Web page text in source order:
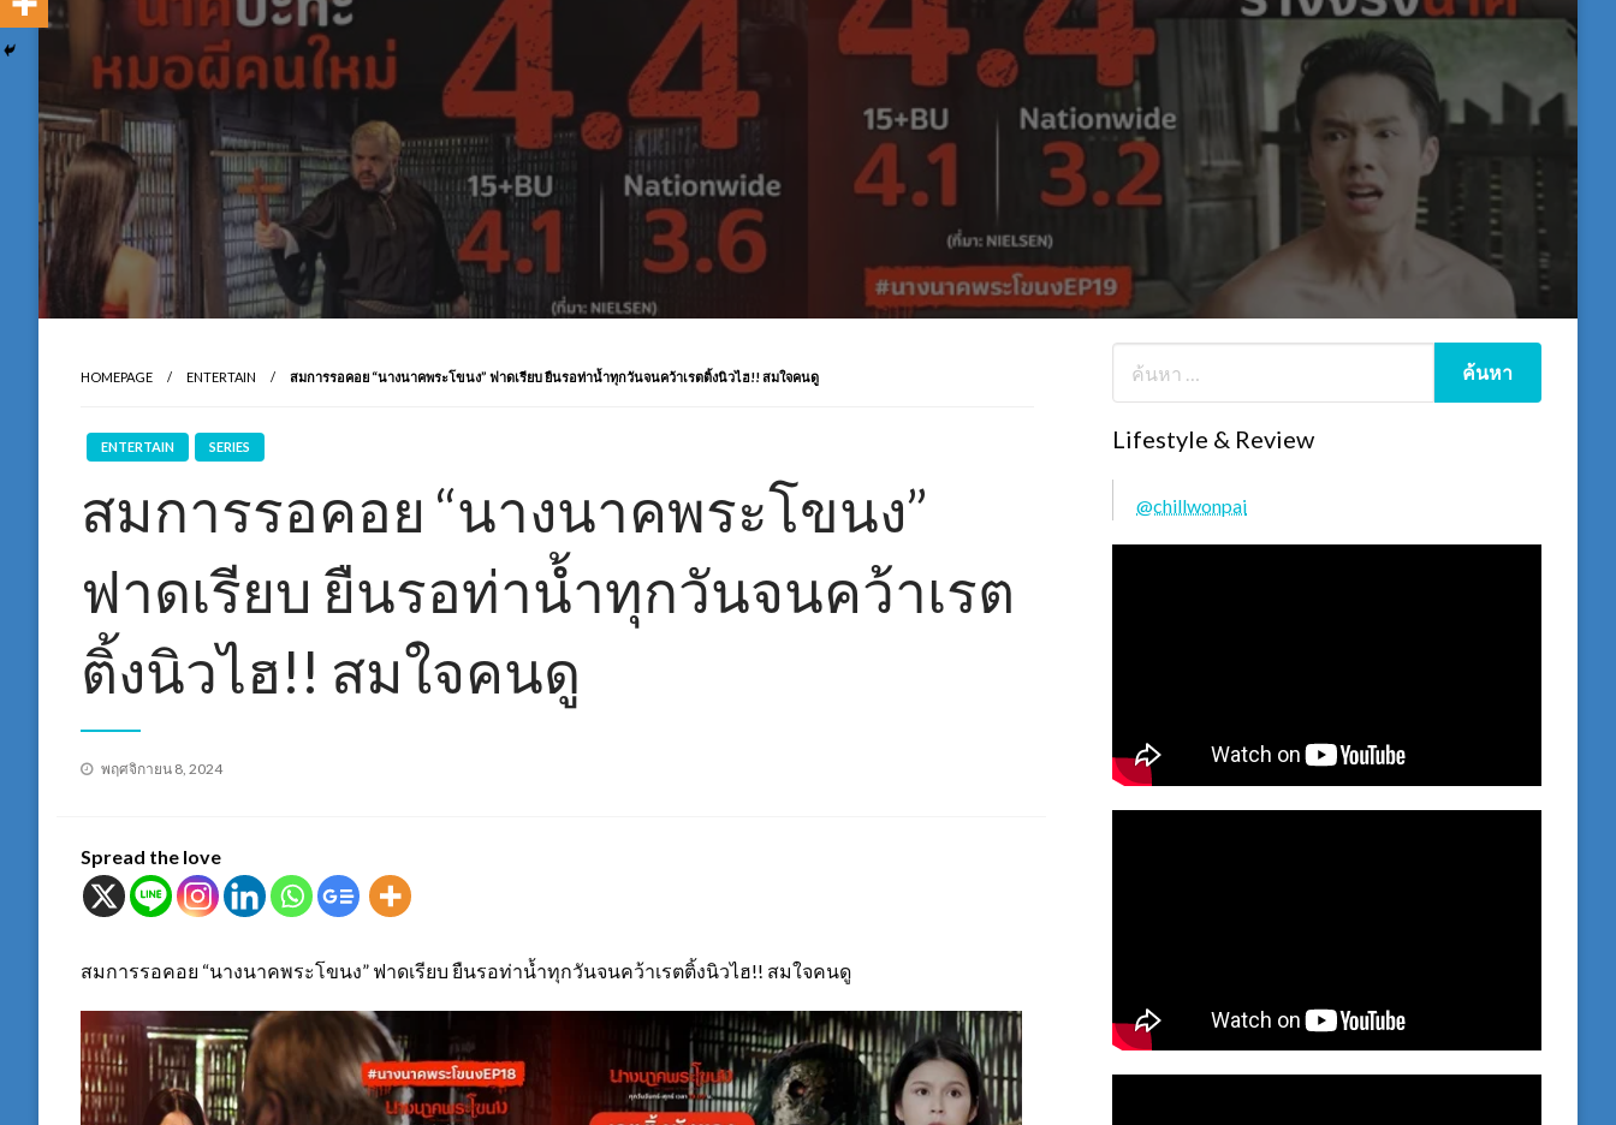
HOMEPAGE ENTERTAIN สมการรอคอย “นางนาคพระโขนง” ฟาดเรียบ ยืนรอท่าน้ำทุกวันจนคว้าเรตติ้งนิวไฮ!! สมใจคนดู
ENTERTAIN SERIES
สมการรอคอย “นางนาคพระโขนง”
ฟาดเรียบ ยืนรอท่าน้ำทุกวันจนคว้าเรต
ติ้งนิวไฮ!! สมใจคนดู
Posted
พฤศจิกายน 8, 2024
Spread the love
สมการรอคอย “นางนาคพระโขนง” ฟาดเรียบ ยืนรอท่าน้ำทุกวันจนคว้าเรตติ้งนิวไฮ!! สมใจคนดู
Lifestyle & Review
@chillwonpai